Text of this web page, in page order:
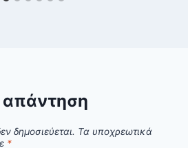
δημοσιεύεται. Τα υποχρεωτικά
*